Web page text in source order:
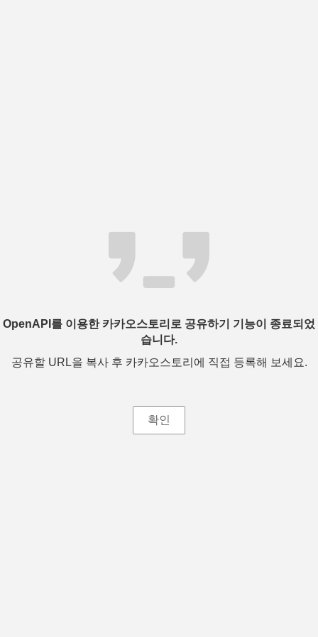
OpenAPI를 이용한 카카오스토리로 공유하기 기능이 종료되었
습니다.
공유할 URL을 복사 후 카카오스토리에 직접 등록해 보세요.
확인